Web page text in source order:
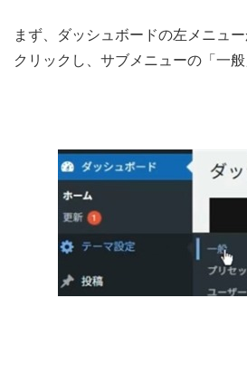
まず、ダッシュボードの左メニュ
クリックし、サブメニューの「一般